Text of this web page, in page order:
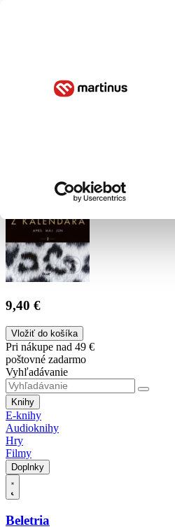
9,40 €
Vložiť do košíka
Pri nákupe nad 49 €
poštovné zadarmo
Vyhľadávanie
Knihy
E-knihy
Audioknihy
Hry
Filmy
Doplnky
Beletria